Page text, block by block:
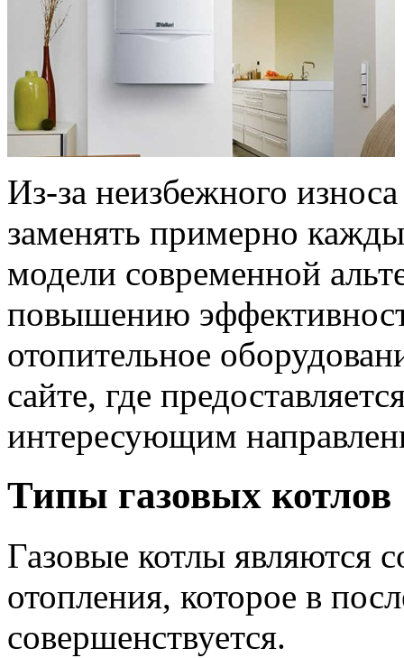
Из-за неизбежного
заменять примерно
модели современной
повышению
отопительное
сайте, где
интересующим
Типы газовых котлов
Газовые котлы являются
отопления, которое в
совершенствуется.